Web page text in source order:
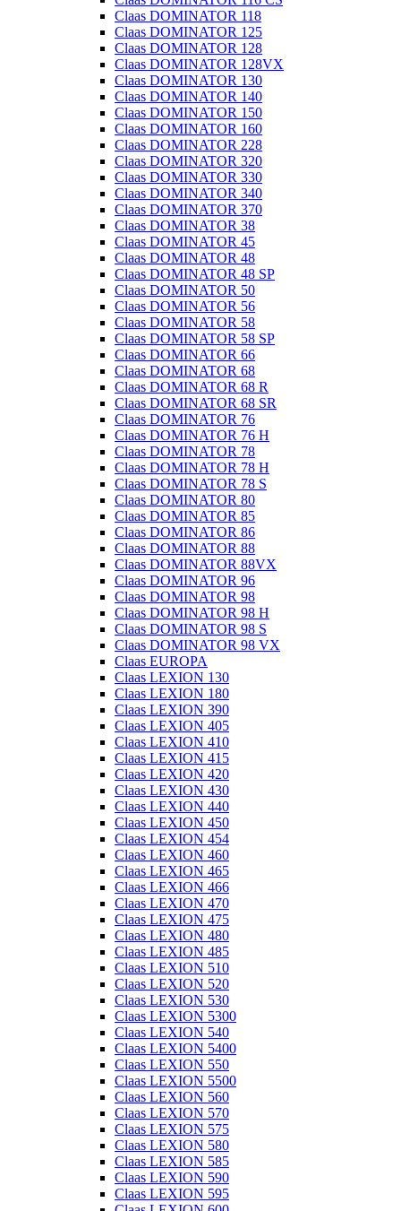
Claas DOMINATOR 118
Claas DOMINATOR 125
Claas DOMINATOR 128
Claas DOMINATOR 128VX
Claas DOMINATOR 130
Claas DOMINATOR 140
Claas DOMINATOR 150
Claas DOMINATOR 160
Claas DOMINATOR 228
Claas DOMINATOR 320
Claas DOMINATOR 330
Claas DOMINATOR 340
Claas DOMINATOR 370
Claas DOMINATOR 38
Claas DOMINATOR 45
Claas DOMINATOR 48
Claas DOMINATOR 48 SP
Claas DOMINATOR 50
Claas DOMINATOR 56
Claas DOMINATOR 58
Claas DOMINATOR 58 SP
Claas DOMINATOR 66
Claas DOMINATOR 68
Claas DOMINATOR 68 R
Claas DOMINATOR 68 SR
Claas DOMINATOR 76
Claas DOMINATOR 76 H
Claas DOMINATOR 78
Claas DOMINATOR 78 H
Claas DOMINATOR 78 S
Claas DOMINATOR 80
Claas DOMINATOR 85
Claas DOMINATOR 86
Claas DOMINATOR 88
Claas DOMINATOR 88VX
Claas DOMINATOR 96
Claas DOMINATOR 98
Claas DOMINATOR 98 H
Claas DOMINATOR 98 S
Claas DOMINATOR 98 VX
Claas EUROPA
Claas LEXION 130
Claas LEXION 180
Claas LEXION 390
Claas LEXION 405
Claas LEXION 410
Claas LEXION 415
Claas LEXION 420
Claas LEXION 430
Claas LEXION 440
Claas LEXION 450
Claas LEXION 454
Claas LEXION 460
Claas LEXION 465
Claas LEXION 466
Claas LEXION 470
Claas LEXION 475
Claas LEXION 480
Claas LEXION 485
Claas LEXION 510
Claas LEXION 520
Claas LEXION 530
Claas LEXION 5300
Claas LEXION 540
Claas LEXION 5400
Claas LEXION 550
Claas LEXION 5500
Claas LEXION 560
Claas LEXION 570
Claas LEXION 575
Claas LEXION 580
Claas LEXION 585
Claas LEXION 590
Claas LEXION 595